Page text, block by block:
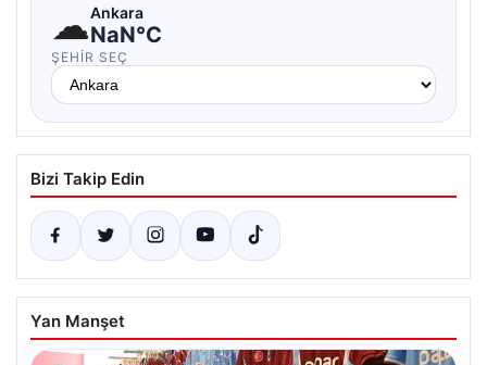
☁Ankara
NaN°C
ŞEHIR SEÇ
Bizi Takip Edin
Yan Manşet